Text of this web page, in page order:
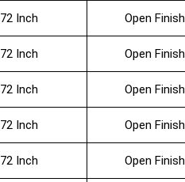
72 Inch Open Finish
72 Inch Open Finish
72 Inch Open Finish
72 Inch Open Finish
72 Inch Open Finish